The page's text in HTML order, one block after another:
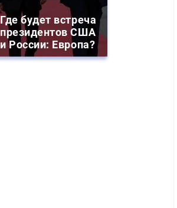
Где будет встреча
президентов США
и России: Европа?